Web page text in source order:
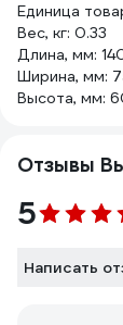
Единица
Вес, кг: 0.33
Длина, мм:
Ширина, мм:
Высота, мм:
Отзывы
5
Написать